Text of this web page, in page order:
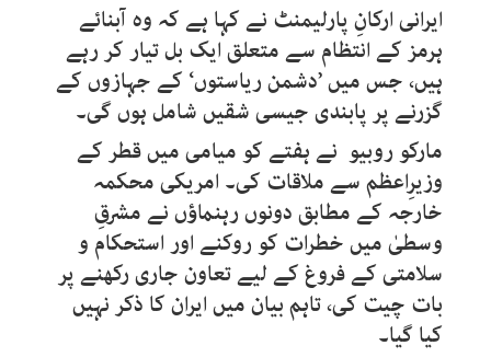
ایرانی ارکانِ پارلیمنٹ نے کہا ہے کہ وہ آبنائے
ہرمز کے انتظام سے متعلق ایک بل تیار کر رہے
ہیں، جس میں ’دشمن ریاستوں‘ کے جہازوں کے
گزرنے پر پابندی جیسی شقیں شامل ہوں گی۔
مارکو روبیو نے ہفتے کو میامی میں قطر کے
وزیرِاعظم سے ملاقات کی۔ امریکی محکمہ
خارجہ کے مطابق دونوں رہنماؤں نے مشرقِ
وسطیٰ میں خطرات کو روکنے اور استحکام و
سلامتی کے فروغ کے لیے تعاون جاری رکھنے پر
بات چیت کی، تاہم بیان میں ایران کا ذکر نہیں
کیا گیا۔